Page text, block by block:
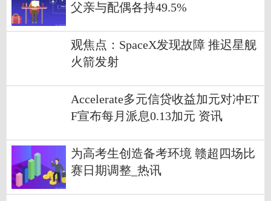
父亲与配偶各持49.5%
观焦点：SpaceX发现故障 推迟星舰
火箭发射
Accelerate多元信贷收益加元对冲ET
F宣布每月派息0.13加元 资讯
为高考生创造备考环境 赣超四场比
赛日期调整_热讯